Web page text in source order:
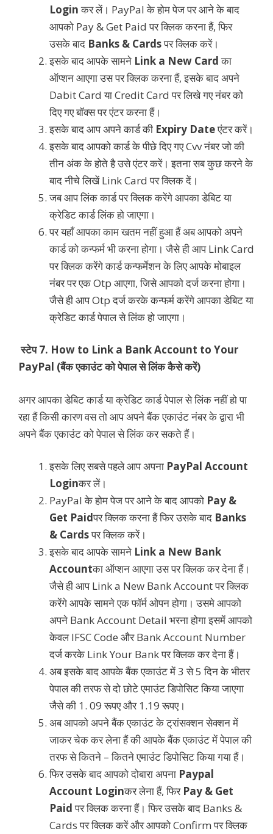
Loginकर लें। PayPal के होम पेज पर आने के बाद
आपको Pay & Get Paid पर क्लिक करना हैं, फिर
उसके बाद Banks & Cardsपर क्लिक करें।
इसके बाद आपके सामने Link a New Cardका
ऑप्शन आएगा उस पर क्लिक करना हैं, इसके बाद अपने
Dabit Card या Credit Card पर लिखे गए नंबर को
दिए गए बॉक्स पर एंटर करना हैं।
इसके बाद आप अपने कार्ड की Expiry Dateएंटर करें।
इसके बाद आपको कार्ड के पीछे दिए गए Cvv नंबर जो की
तीन अंक के होते है उसे एंटर करें। इतना सब कुछ करने के
बाद नीचे लिखें Link Card पर क्लिक दें।
जब आप लिंक कार्ड पर क्लिक करेंगे आपका डेबिट या
क्रेडिट कार्ड लिंक हो जाएगा।
पर यहाँ आपका काम खतम नहीं हुआ हैं अब आपको अपने
कार्ड को कन्फर्म भी करना होगा। जैसे ही आप Link Card
पर क्लिक करेंगे कार्ड कन्फर्मेशन के लिए आपके मोबाइल
नंबर पर एक Otp आएगा, जिसे आपको दर्ज करना होगा।
जैसे ही आप Otp दर्ज करके कन्फर्म करेंगे आपका डेबिट या
क्रेडिट कार्ड पेपाल से लिंक हो जाएगा।
स्टेप 7. How to Link a Bank Account to Your
PayPal (बैंक एकाउंट को पेपाल से लिंक कैसे करें)
अगर आपका डेबिट कार्ड या क्रेडिट कार्ड पेपाल से लिंक नहीं हो पा
रहा हैं किसी कारण वस तो आप अपने बैंक एकाउंट नंबर के द्वारा भी
अपने बैंक एकाउंट को पेपाल से लिंक कर सकते हैं।
इसके लिए सबसे पहले आप अपना PayPal Account
Loginकर लें।
PayPal के होम पेज पर आने के बाद आपको Pay &
Get Paidपर क्लिक करना हैं फिर उसके बाद Banks
& Cardsपर क्लिक करें।
इसके बाद आपके सामने Link a New Bank
Accountका ऑप्शन आएगा उस पर क्लिक कर देना हैं।
जैसे ही आप Link a New Bank Account पर क्लिक
करेंगे आपके सामने एक फॉर्म ओपन होगा। उसमे आपको
अपने Bank Account Detail भरना होगा इसमें आपको
केवल IFSC Code और Bank Account Number
दर्ज करके Link Your Bank पर क्लिक कर देना हैं।
अब इसके बाद आपके बैंक एकाउंट में 3 से 5 दिन के भीतर
पेपाल की तरफ से दो छोटे एमाउंट डिपोसिट किया जाएगा
जैसे की 1. 09 रूपए और 1.19 रूपए।
अब आपको अपने बैंक एकाउंट के ट्रांसक्शन सेक्शन में
जाकर चेक कर लेना हैं की आपके बैंक एकाउंट में पेपाल की
तरफ से कितने – कितने एमाउंट डिपोसिट किया गया हैं।
फिर उसके बाद आपको दोबारा अपना Paypal
Account Loginकर लेना हैं, फिर Pay & Get
Paidपर क्लिक करना हैं। फिर उसके बाद Banks &
Cards पर क्लिक करें और आपको Confirm पर क्लिक